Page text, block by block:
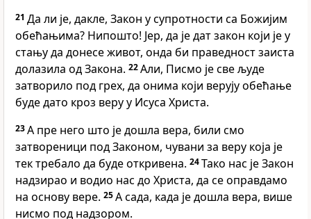
21 Да ли је, дакле, Закон у супротности са Божијим
обећањима? Нипошто! Јер, да је дат закон који је у
стању да донесе живот, онда би праведност заиста
долазила од Закона. 22Али, Писмо је све људе
затворило под грех, да онима који верују обећање
буде дато кроз веру у Исуса Христа.
23А пре него што је дошла вера, били смо
затвореници под Законом, чувани за веру која је
тек требало да буде откривена. 24Тако нас је Закон
надзирао и водио нас до Христа, да се оправдамо
на основу вере. 25А сада, када је дошла вера, више
нисмо под надзором.